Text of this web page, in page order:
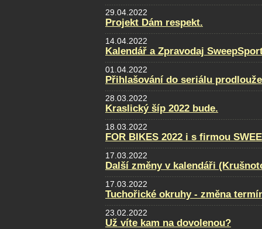
29.04.2022
Projekt Dám respekt.
14.04.2022
Kalendář a Zpravodaj
01.04.2022
Přihlašování do seriálu
28.03.2022
Kraslický šíp 2022 bude.
18.03.2022
FOR BIKES 2022 i s firmou
17.03.2022
Další změny v kalendáři
17.03.2022
Tuchořické okruhy - změna
23.02.2022
Už víte kam na dovolenou?